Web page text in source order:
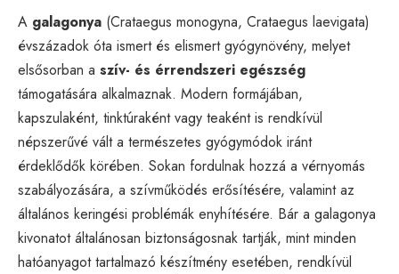
A galagonya (Crataegus monogyna, Crataegus laevigata)
évszázadok óta ismert és elismert gyógynövény, melyet
elsősorban a szív- és érrendszeri egészség
támogatására alkalmaznak. Modern formájában,
kapszulaként, tinktúraként vagy teaként is rendkívül
népszerűvé vált a természetes gyógymódok iránt
érdeklődők körében. Sokan fordulnak hozzá a vérnyomás
szabályozására, a szívműködés erősítésére, valamint az
általános keringési problémák enyhítésére. Bár a galagonya
kivonatot általánosan biztonságosnak tartják, mint minden
hatóanyagot tartalmazó készítmény esetében, rendkívül